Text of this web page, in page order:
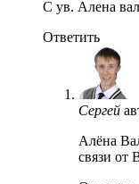
С ув. Алена
Ответить
Сергей
Алёна
связи от